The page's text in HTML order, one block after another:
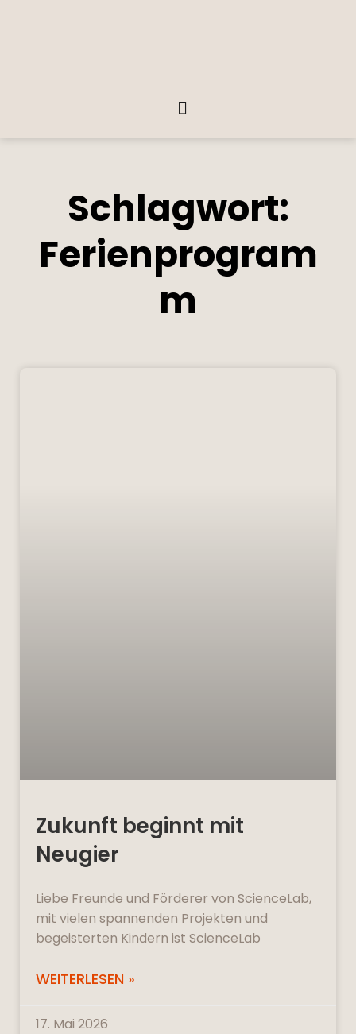
Schlagwort:
Ferienprogram
m
Zukunft beginnt mit
Neugier
Liebe Freunde und Förderer von ScienceLab,
mit vielen spannenden Projekten und
begeisterten Kindern ist ScienceLab
WEITERLESEN »
17. Mai 2026